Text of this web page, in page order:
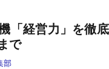
「経営力」を徹
で
部